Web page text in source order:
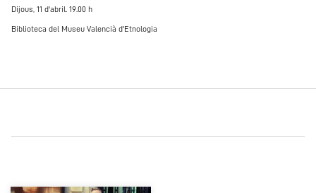
Dijous, 11 d'abril. 19.00 h
Biblioteca del Museu Valencià d'Etnologia